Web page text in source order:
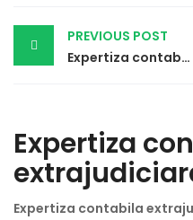
Post
navigation
PREVIOUS POST
Expertiza contabila extrajudiciara Slatina
Expertiza
Expertiza contabila